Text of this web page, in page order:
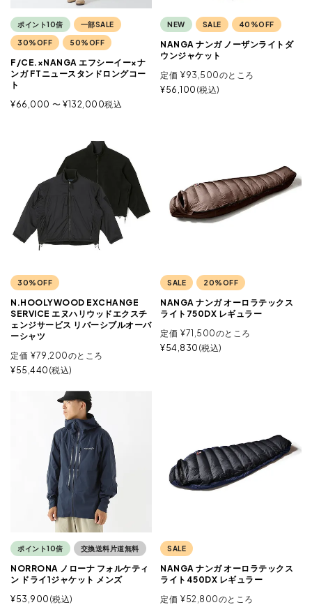
ポイント10倍 一部SALE
30%OFF 50%OFF
F/CE.×NANGA エフシーイー×ナ
ンガ FTニュースタンドロングコー
ト
¥66,000 〜 ¥132,000税込
NEW SALE 40%OFF
NANGA ナンガ ノーザンライトダ
ウンジャケット
定価 ¥93,500のところ
¥56,100 税込
30%OFF
N.HOOLYWOOD EXCHANGE
SERVICE エヌハリウッドエクスチ
ェンジサービス リバーシブルオーバ
ーシャツ
定価 ¥79,200のところ
¥55,440 税込
SALE 20%OFF
NANGA ナンガ オーロラテックス
ライト750DX レギュラー
定価 ¥71,500のところ
¥54,830 税込
ポイント10倍 交換送料片道無料
NORRONA ノローナ フォルケティ
ン ドライ1ジャケット メンズ
¥53,900 税込
SALE
NANGA ナンガ オーロラテックス
ライト450DX レギュラー
定価 ¥52,800のところ